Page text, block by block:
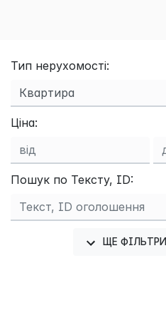
Тип нерухомості:
Ціна:
Пошук по Тексту, ID:
ЩЕ ФІЛЬТРИ